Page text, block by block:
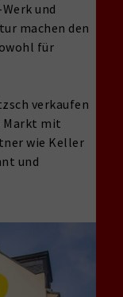
und
machen den
für
verkaufen
Markt mit
wie Keller
und